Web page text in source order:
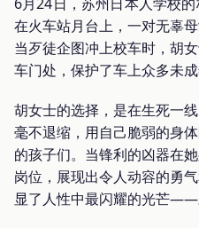
在火车站月台上，一对无辜
当歹徒企图冲上校车时，胡
车门处，保护了车上众多未成
胡女士的选择，是在生死一
毫不退缩，用自己脆弱的身
的孩子们。当锋利的凶器在
岗位，展现出令人动容的勇
显了人性中最闪耀的光芒——